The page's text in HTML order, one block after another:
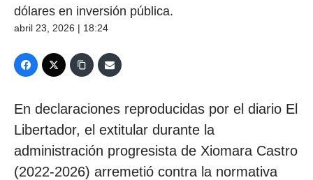
dólares en inversión pública.
abril 23, 2026 | 18:24
En declaraciones reproducidas por el diario El
Libertador, el extitular durante la
administración progresista de Xiomara Castro
(2022-2026) arremetió contra la normativa